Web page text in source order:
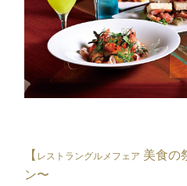
【 レストラングルメフェア 美食の
ン〜
お席の